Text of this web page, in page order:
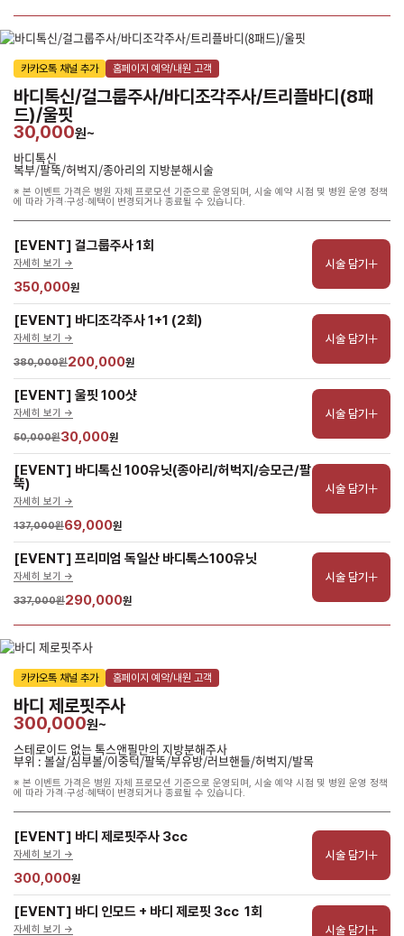
카카오톡 채널 추가 홈페이지 예약/내원 고객
바디톡신/걸그룹주사/바디조각주사/트리플바디(8패
드)/울핏
30,000원~
바디톡신
복부/팔뚝/허벅지/종아리의 지방분해시술
※ 본 이벤트 가격은 병원 자체 프로모션 기준으로 운영되며, 시술 예약 시점 및 병원 운영 정책
에 따라 가격·구성·혜택이 변경되거나 종료될 수 있습니다.
[EVENT] 걸그룹주사 1회
자세히 보기 ->
350,000원
시술 담기
[EVENT] 바디조각주사 1+1 (2회)
자세히 보기 ->
380,000원200,000원
시술 담기
[EVENT] 울핏 100샷
자세히 보기 ->
50,000원30,000원
시술 담기
[EVENT] 바디톡신 100유닛(종아리/허벅지/승모근/팔
뚝)
자세히 보기 ->
137,000원69,000원
시술 담기
[EVENT] 프리미엄 독일산 바디톡스100유닛
자세히 보기 ->
337,000원290,000원
시술 담기
카카오톡 채널 추가 홈페이지 예약/내원 고객
바디 제로핏주사
300,000원~
스테로이드 없는 톡스앤필만의 지방분해주사
부위 : 볼살/심부볼/이중턱/팔뚝/부유방/러브핸들/허벅지/발목
※ 본 이벤트 가격은 병원 자체 프로모션 기준으로 운영되며, 시술 예약 시점 및 병원 운영 정책
에 따라 가격·구성·혜택이 변경되거나 종료될 수 있습니다.
[EVENT] 바디 제로핏주사 3cc
자세히 보기 ->
300,000원
시술 담기
[EVENT] 바디 인모드 + 바디 제로핏 3cc  1회
자세히 보기 -> 시술 담기